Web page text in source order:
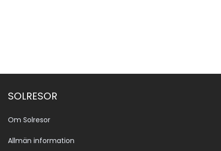
SOLRESOR
Om Solresor
Allmän information